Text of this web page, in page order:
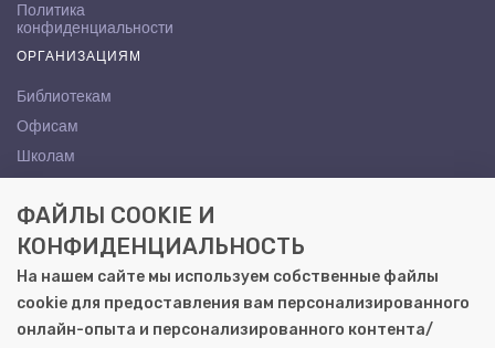
Политика
конфиденциальности
ОРГАНИЗАЦИЯМ
Библиотекам
Офисам
Школам
КОНТАКТЫ
Саратов, ул. Осипова, 10А
+7 (8452) 72-65-65
gemera@moya-kniga.ru
ФАЙЛЫ COOKIE И
КОНФИДЕНЦИАЛЬНОСТЬ
На нашем сайте мы используем собственные файлы
cookie для предоставления вам персонализированного
онлайн-опыта и персонализированного контента/